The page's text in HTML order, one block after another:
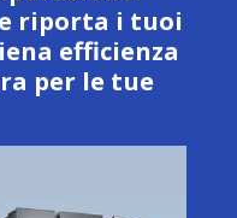
riporta i tuoi
efficienza
per le tue